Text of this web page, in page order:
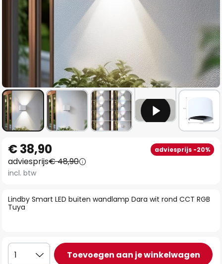
naar
het
begin
de
afbeeldingen-
Lindby Smart LED buiten wandlamp Dara wit rond CCT RGB
Tuya
€ 38,90 adviesprijs -20%
adviesprijs€ 48,90
incl. btw
1 Toevoegen aan je winkelwagen